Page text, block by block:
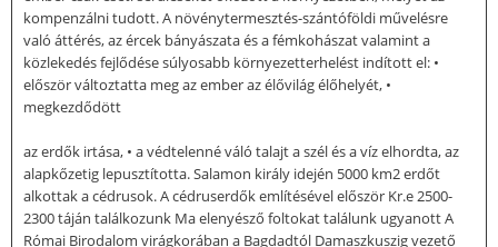
kompenzálni tudott. A növénytermesztés-szántóföldi művelésre
való áttérés, az ércek bányászata és a fémkohászat valamint a
közlekedés fejlődése súlyosabb környezetterhelést indított el: •
először változtatta meg az ember az élővilág élőhelyét, •
megkezdődött
az erdők irtása, • a védtelenné váló talajt a szél és a víz elhordta, az
alapkőzetig lepusztította. Salamon király idején 5000 km2 erdőt
alkottak a cédrusok. A cédruserdők említésével először Kr.e 2500-
2300 táján találkozunk Ma elenyésző foltokat találunk ugyanott A
Római Birodalom virágkorában a Bagdadtól Damaszkuszig vezető